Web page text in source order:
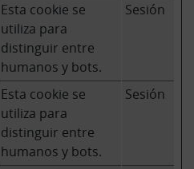
Esta cookie se
utiliza para
distinguir entre
humanos y bots.
Sesión
Esta cookie se
utiliza para
distinguir entre
humanos y bots.
Sesión